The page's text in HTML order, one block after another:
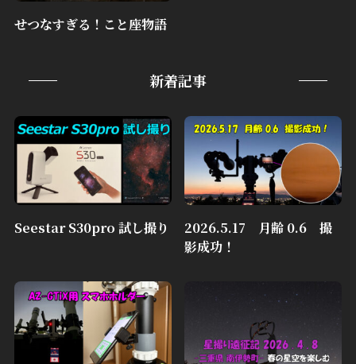
せつなすぎる！こと座物語
新着記事
Seestar S30pro 試し撮り
2026.5.17 月齢 0.6 撮
影成功！